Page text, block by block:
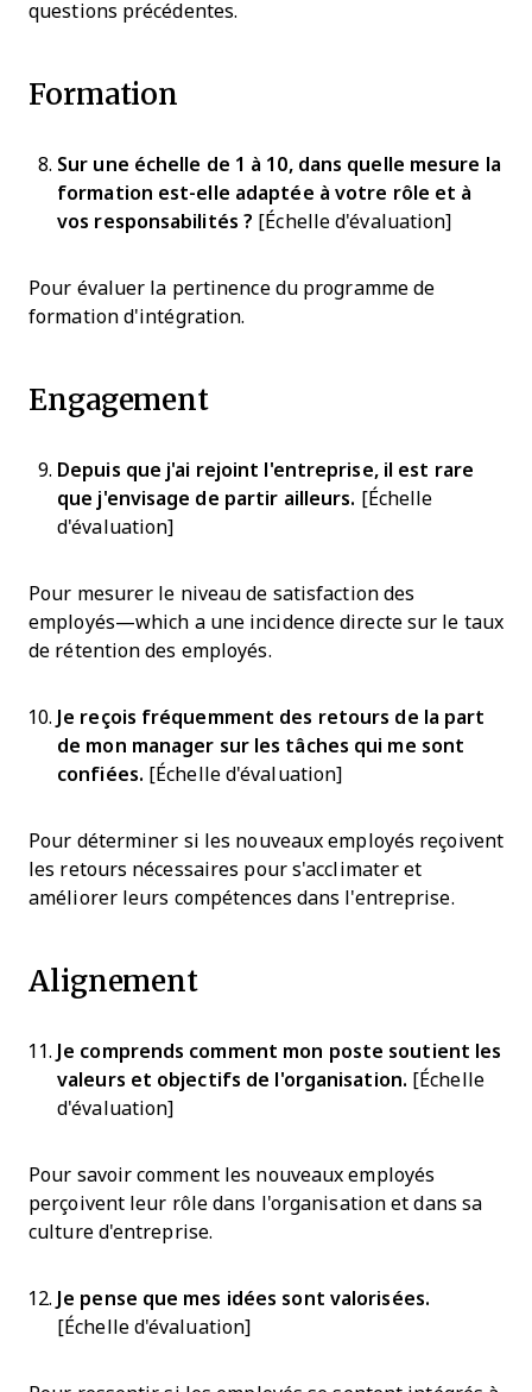
questions précédentes.
Formation
Sur une échelle de 1 à 10, dans quelle mesure la
formation est-elle adaptée à votre rôle et à
vos responsabilités ? [Échelle d'évaluation]
Pour évaluer la pertinence du programme de
formation d'intégration.
Engagement
Depuis que j'ai rejoint l'entreprise, il est rare
que j'envisage de partir ailleurs. [Échelle
d'évaluation]
Pour mesurer le niveau de satisfaction des
employés—which a une incidence directe sur le taux
de rétention des employés.
Je reçois fréquemment des retours de la part
de mon manager sur les tâches qui me sont
confiées. [Échelle d'évaluation]
Pour déterminer si les nouveaux employés reçoivent
les retours nécessaires pour s'acclimater et
améliorer leurs compétences dans l'entreprise.
Alignement
Je comprends comment mon poste soutient les
valeurs et objectifs de l'organisation. [Échelle
d'évaluation]
Pour savoir comment les nouveaux employés
perçoivent leur rôle dans l'organisation et dans sa
culture d'entreprise.
Je pense que mes idées sont valorisées.
[Échelle d'évaluation]